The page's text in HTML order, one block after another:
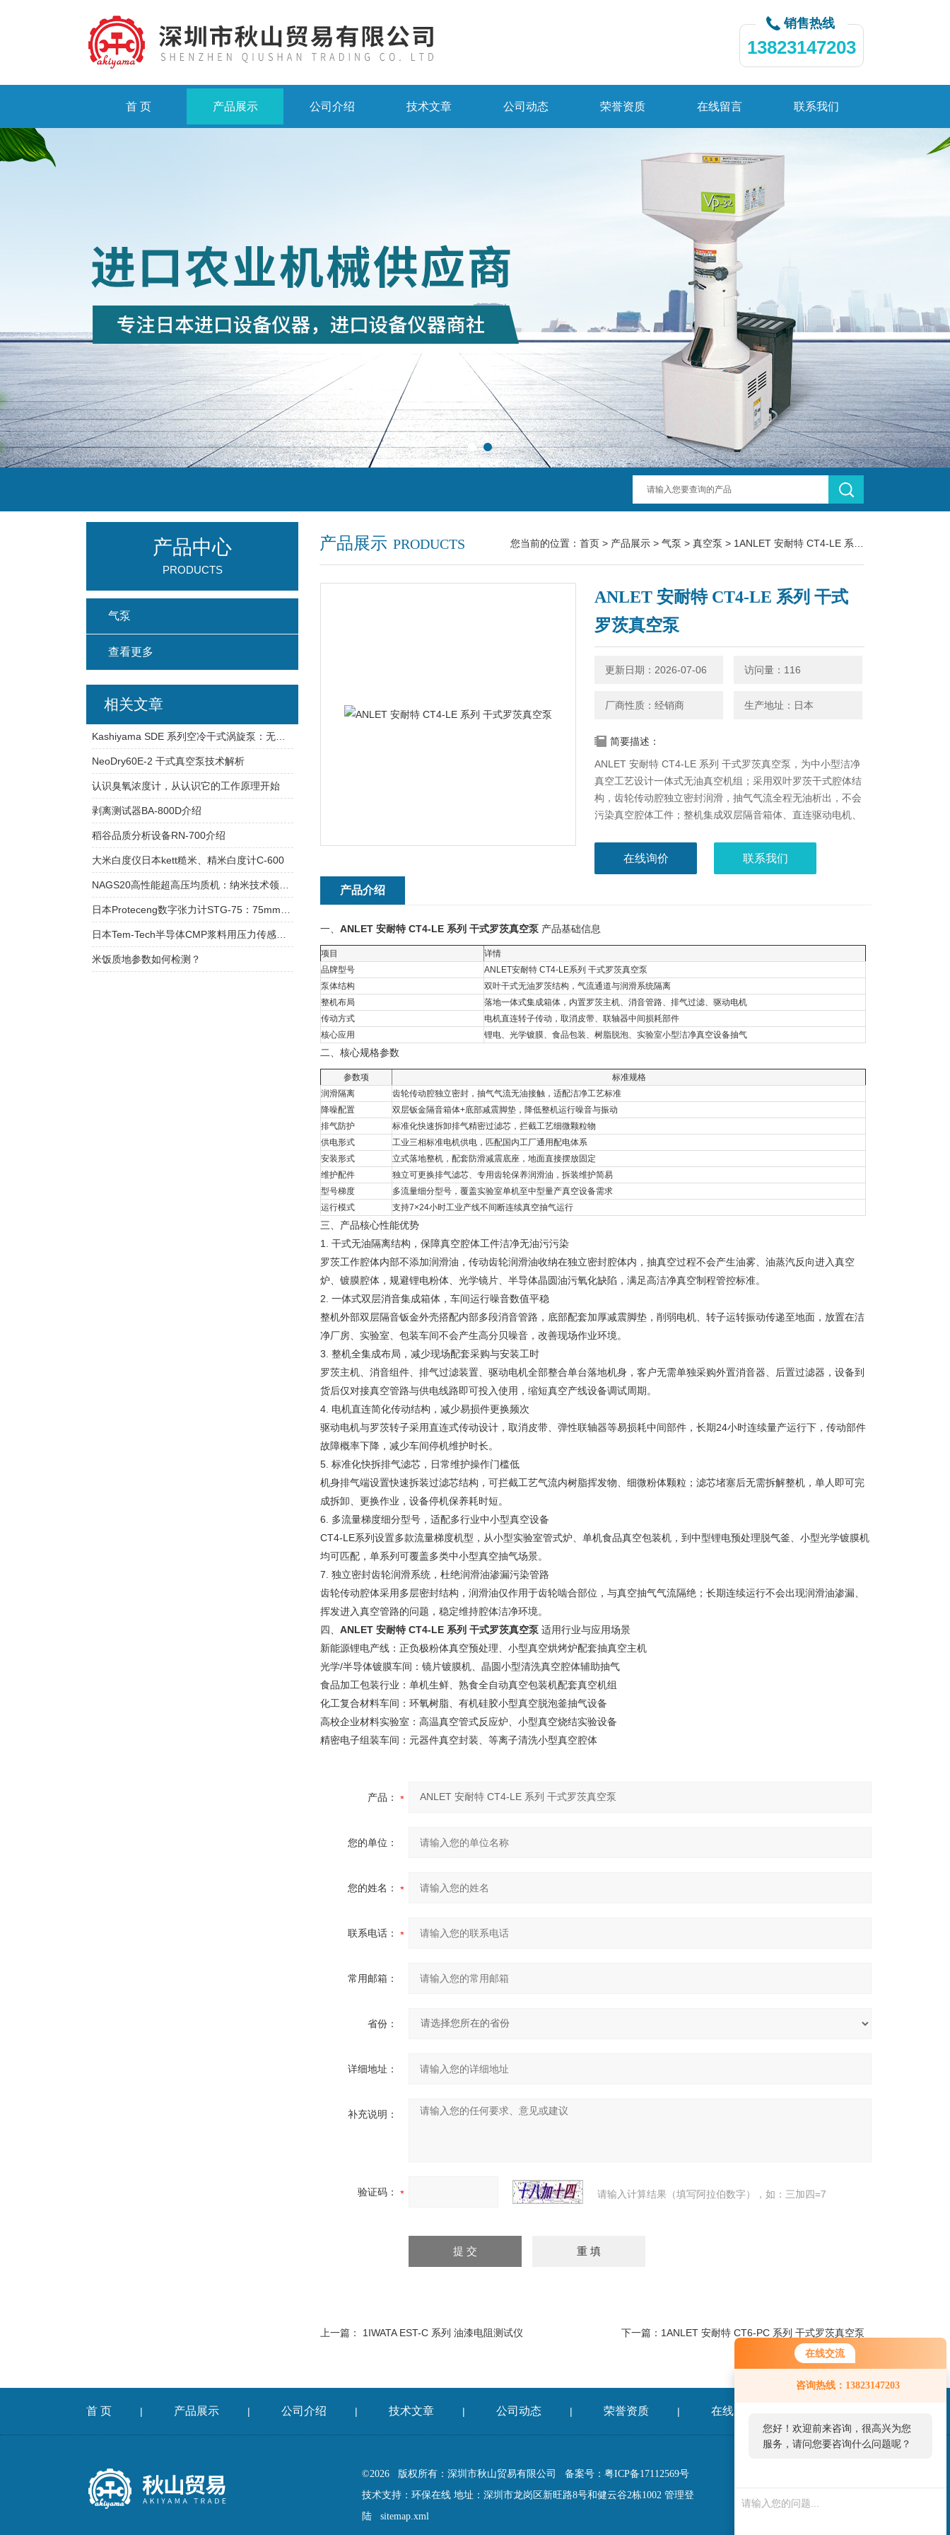
在线交流
咨询热线：13823147203
您好！欢迎前来咨询，很高兴为您
服务，请问您要咨询什么问题呢？
销售热线
13823147203
首 页 产品展示 公司介绍 技术文章 公司动态 荣誉资质 在线留言 联系我们
产品展示 PRODUCTS 您当前的位置： 首页 > 产品展示 > 气泵 > 真空泵 > 1ANLET 安耐特 CT4-LE 系列 干式罗茨真空泵
ANLET 安耐特 CT4-LE 系列 干式
罗茨真空泵
更新日期：2026-07-06 访问量：116
厂商性质：经销商 生产地址：日本
简要描述：
ANLET 安耐特 CT4-LE 系列 干式罗茨真空泵，为中小型洁净
真空工艺设计一体式无油真空机组；采用双叶罗茨干式腔体结
构，齿轮传动腔独立密封润滑，抽气气流全程无油析出，不会
污染真空腔体工件；整机集成双层隔音箱体、直连驱动电机、
在线询价 联系我们
产品介绍
一、 ANLET 安耐特 CT4-LE 系列 干式罗茨真空泵 产品基础信息
项目
详情
品牌型号
ANLET安耐特 CT4-LE系列 干式罗茨真空泵
泵体结构
双叶干式无油罗茨结构，气流通道与润滑系统隔离
整机布局
落地一体式集成箱体，内置罗茨主机、消音管路、排气过滤、驱动电机
传动方式
电机直连转子传动，取消皮带、联轴器中间损耗部件
核心应用
锂电、光学镀膜、食品包装、树脂脱泡、实验室小型洁净真空设备抽气
二、核心规格参数
参数项
标准规格
润滑隔离
齿轮传动腔独立密封，抽气气流无油接触，适配洁净工艺标准
降噪配置
双层钣金隔音箱体+底部减震脚垫，降低整机运行噪音与振动
排气防护
标准化快速拆卸排气精密过滤芯，拦截工艺细微颗粒物
供电形式
工业三相标准电机供电，匹配国内工厂通用配电体系
安装形式
立式落地整机，配套防滑减震底座，地面直接摆放固定
维护配件
独立可更换排气滤芯、专用齿轮保养润滑油，拆装维护简易
型号梯度
多流量细分型号，覆盖实验室单机至中型量产真空设备需求
运行模式
支持7×24小时工业产线不间断连续真空抽气运行
三、产品核心性能优势
1. 干式无油隔离结构，保障真空腔体工件洁净无油污污染
罗茨工作腔体内部不添加润滑油，传动齿轮润滑油收纳在独立密封腔体内，抽真空过程不会产生油雾、油蒸汽反向进入真空
炉、镀膜腔体，规避锂电粉体、光学镜片、半导体晶圆油污氧化缺陷，满足高洁净真空制程管控标准。
2. 一体式双层消音集成箱体，车间运行噪音数值平稳
整机外部双层隔音钣金外壳搭配内部多段消音管路，底部配套加厚减震脚垫，削弱电机、转子运转振动传递至地面，放置在洁
净厂房、实验室、包装车间不会产生高分贝噪音，改善现场作业环境。
3. 整机全集成布局，减少现场配套采购与安装工时
罗茨主机、消音组件、排气过滤装置、驱动电机全部整合单台落地机身，客户无需单独采购外置消音器、后置过滤器，设备到
货后仅对接真空管路与供电线路即可投入使用，缩短真空产线设备调试周期。
4. 电机直连简化传动结构，减少易损件更换频次
驱动电机与罗茨转子采用直连式传动设计，取消皮带、弹性联轴器等易损耗中间部件，长期24小时连续量产运行下，传动部件
故障概率下降，减少车间停机维护时长。
5. 标准化快拆排气滤芯，日常维护操作门槛低
机身排气端设置快速拆装过滤芯结构，可拦截工艺气流内树脂挥发物、细微粉体颗粒；滤芯堵塞后无需拆解整机，单人即可完
成拆卸、更换作业，设备停机保养耗时短。
6. 多流量梯度细分型号，适配多行业中小型真空设备
CT4-LE系列设置多款流量梯度机型，从小型实验室管式炉、单机食品真空包装机，到中型锂电预处理脱气釜、小型光学镀膜机
均可匹配，单系列可覆盖多类中小型真空抽气场景。
7. 独立密封齿轮润滑系统，杜绝润滑油渗漏污染管路
齿轮传动腔体采用多层密封结构，润滑油仅作用于齿轮啮合部位，与真空抽气气流隔绝；长期连续运行不会出现润滑油渗漏、
挥发进入真空管路的问题，稳定维持腔体洁净环境。
四、 ANLET 安耐特 CT4-LE 系列 干式罗茨真空泵 适用行业与应用场景
新能源锂电产线：正负极粉体真空预处理、小型真空烘烤炉配套抽真空主机
光学/半导体镀膜车间：镜片镀膜机、晶圆小型清洗真空腔体辅助抽气
食品加工包装行业：单机生鲜、熟食全自动真空包装机配套真空机组
化工复合材料车间：环氧树脂、有机硅胶小型真空脱泡釜抽气设备
高校企业材料实验室：高温真空管式反应炉、小型真空烧结实验设备
精密电子组装车间：元器件真空封装、等离子清洗小型真空腔体
产品：
您的单位：
您的姓名：
联系电话：
常用邮箱：
省份：
详细地址：
补充说明：
验证码： 请输入计算结果（填写阿拉伯数字），如：三加四=7
上一篇： 1IWATA EST-C 系列 油漆电阻测试仪 下一篇： 1ANLET 安耐特 CT6-PC 系列 干式罗茨真空泵
产品中心
PRODUCTS
气泵
查看更多
相关文章
Kashiyama SDE 系列空冷干式涡旋泵：无油实现 10⁻² Pa 极限真空
NeoDry60E-2 干式真空泵技术解析
认识臭氧浓度计，从认识它的工作原理开始
剥离测试器BA-800D介绍
稻谷品质分析设备RN-700介绍
大米白度仪日本kett糙米、精米白度计C-600
NAGS20高性能超高压均质机：纳米技术领域的创新解决方案
日本Tem-Tech半导体CMP浆料用压力传感器SE3000：高精度耐腐蚀
米饭质地参数如何检测？
首 页 | 产品展示 | 公司介绍 | 技术文章 | 公司动态 | 荣誉资质 | 在线留言
©2026 版权所有：深圳市秋山贸易有限公司 备案号：粤ICP备17112569号
技术支持： 环保在线 地址：深圳市龙岗区新旺路8号和健云谷2栋1002 管理登
陆
sitemap.xml